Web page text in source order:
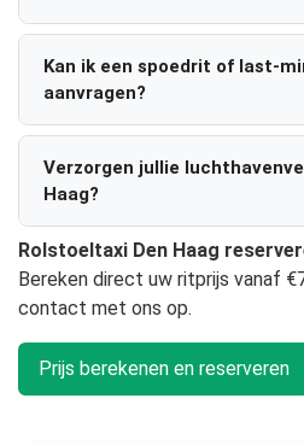
Kan ik een spoedrit of last-
aanvragen?
Verzorgen jullie
Haag?
Rolstoeltaxi Den Haag
Bereken direct uw ritprijs vanaf
contact met ons op.
Prijs berekenen en reserveren